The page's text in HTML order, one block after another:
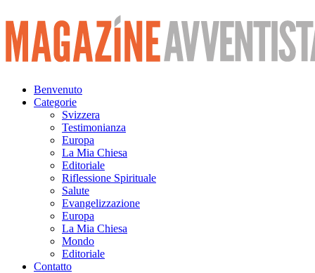
Vai
al
contenuto
Benvenuto
Categorie
Svizzera
Testimonianza
Europa
La Mia Chiesa
Editoriale
Riflessione Spirituale
Salute
Evangelizzazione
Europa
La Mia Chiesa
Mondo
Editoriale
Contatto